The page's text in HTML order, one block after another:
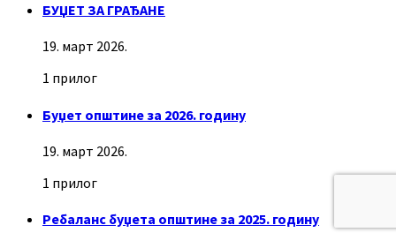
БУЏЕТ ЗА ГРАЂАНЕ
19. март 2026.
1 прилог
Буџет општине за 2026. годину
19. март 2026.
1 прилог
Ребаланс буџета општине за 2025. годину